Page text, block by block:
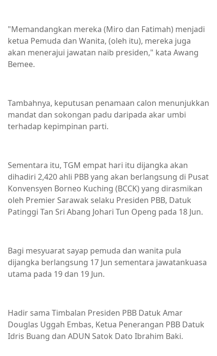
"Memandangkan mereka (Miro dan Fatimah) menjadi
ketua Pemuda dan Wanita, (oleh itu), mereka juga
akan menerajui jawatan naib presiden," kata Awang
Bemee.
Tambahnya, keputusan penamaan calon menunjukkan
mandat dan sokongan padu daripada akar umbi
terhadap kepimpinan parti.
Sementara itu, TGM empat hari itu dijangka akan
dihadiri 2,420 ahli PBB yang akan berlangsung di Pusat
Konvensyen Borneo Kuching (BCCK) yang dirasmikan
oleh Premier Sarawak selaku Presiden PBB, Datuk
Patinggi Tan Sri Abang Johari Tun Openg pada 18 Jun.
Bagi mesyuarat sayap pemuda dan wanita pula
dijangka berlangsung 17 Jun sementara jawatankuasa
utama pada 19 dan 19 Jun.
Hadir sama Timbalan Presiden PBB Datuk Amar
Douglas Uggah Embas, Ketua Penerangan PBB Datuk
Idris Buang dan ADUN Satok Dato Ibrahim Baki.